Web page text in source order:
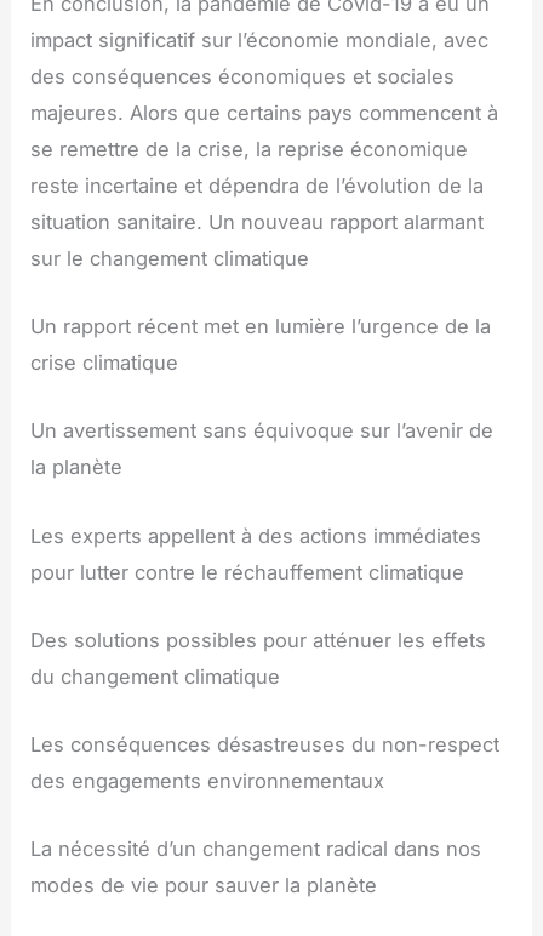
impact significatif sur l’économie mondiale, avec
des conséquences économiques et sociales
majeures. Alors que certains pays commencent à
se remettre de la crise, la reprise économique
reste incertaine et dépendra de l’évolution de la
situation sanitaire. Un nouveau rapport alarmant
sur le changement climatique
Un rapport récent met en lumière l’urgence de la
crise climatique
Un avertissement sans équivoque sur l’avenir de
la planète
Les experts appellent à des actions immédiates
pour lutter contre le réchauffement climatique
Des solutions possibles pour atténuer les effets
du changement climatique
Les conséquences désastreuses du non-respect
des engagements environnementaux
La nécessité d’un changement radical dans nos
modes de vie pour sauver la planète